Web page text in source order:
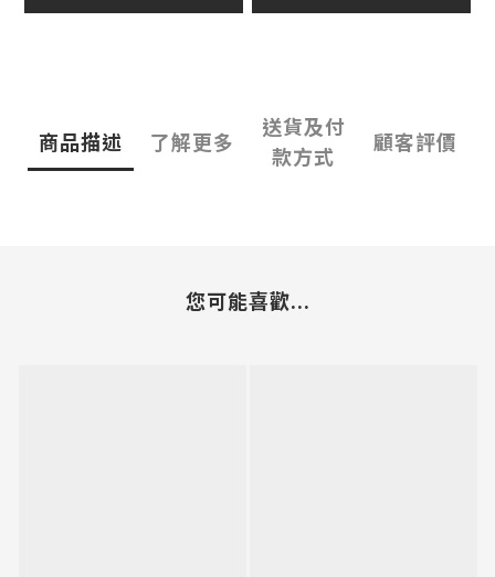
商品描述 了解更多
送貨及付
款方式
顧客評價
您可能喜歡...